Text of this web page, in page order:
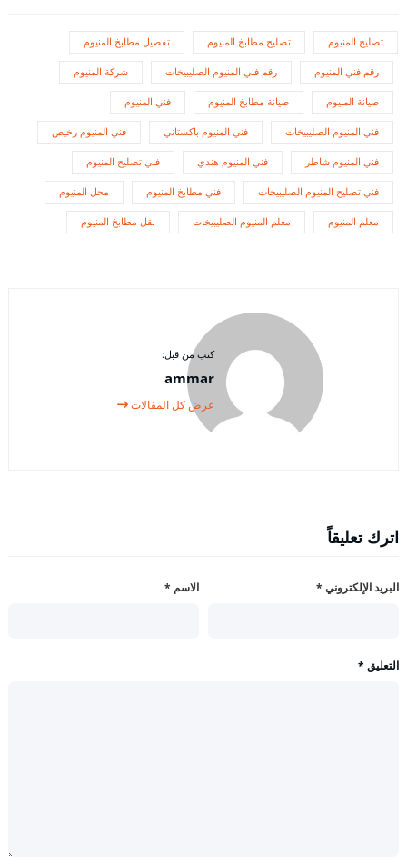
تصليح المنيوم تصليح مطابخ المنيوم تفصيل مطابخ المنيوم
رقم فني المنيوم رقم فني المنيوم الصليبيخات شركة المنيوم
صيانة المنيوم صيانة مطابخ المنيوم فني المنيوم
فني المنيوم الصليبيخات فني المنيوم باكستاني فني المنيوم رخيص
فني المنيوم شاطر فني المنيوم هندي فني تصليح المنيوم
فني تصليح المنيوم الصليبيخات فني مطابخ المنيوم محل المنيوم
معلم المنيوم معلم المنيوم الصليبيخات نقل مطابخ المنيوم
كتب من قبل:
ammar
عرض كل المقالات
اترك تعليقاً
الاسم * البريد الإلكتروني *
التعليق *